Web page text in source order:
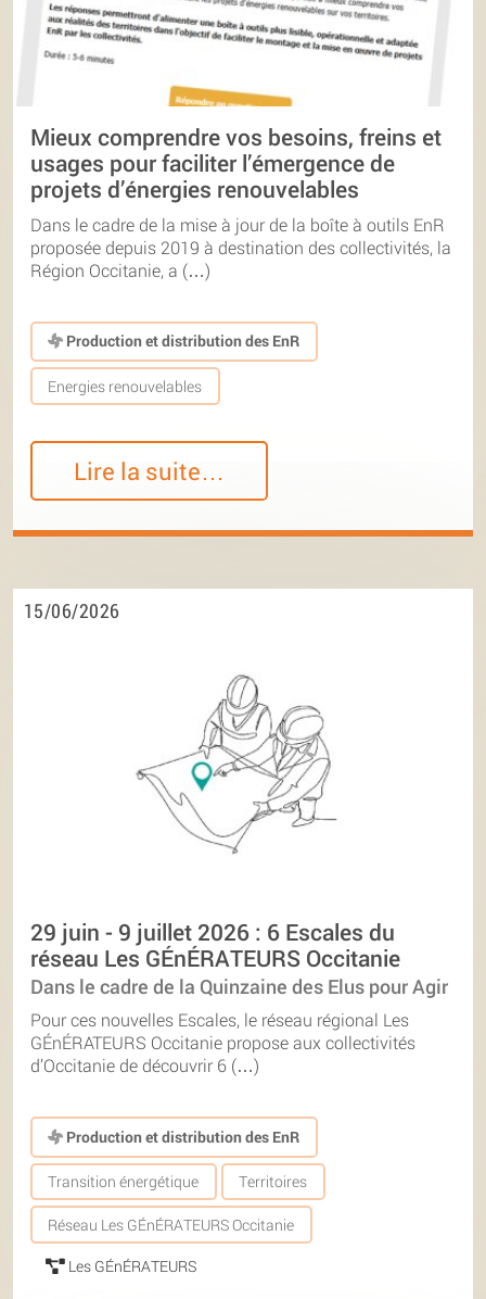
Mieux comprendre vos besoins, freins et
usages pour faciliter l’émergence de
projets d’énergies renouvelables
Dans le cadre de la mise à jour de la boîte à outils EnR
proposée depuis 2019 à destination des collectivités, la
Région Occitanie, a (…)
Production et distribution des EnR
Energies renouvelables
Lire la suite…
15/06/2026
29 juin - 9 juillet 2026 : 6 Escales du
réseau Les GÉnÉRATEURS Occitanie
Dans le cadre de la Quinzaine des Elus pour Agir
Pour ces nouvelles Escales, le réseau régional Les
GÉnÉRATEURS Occitanie propose aux collectivités
d’Occitanie de découvrir 6 (…)
Production et distribution des EnR
Transition énergétique Territoires
Réseau Les GÉnÉRATEURS Occitanie
Les GÉnÉRATEURS